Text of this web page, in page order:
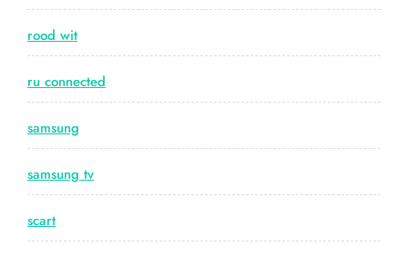
rood wit
ru connected
samsung
samsung tv
scart